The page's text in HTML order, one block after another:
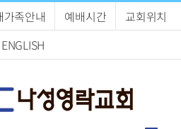
가족안내 예배시간
교회위치
ENGLISH